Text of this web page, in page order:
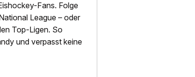
Fans. Folge
League – oder
Top-Ligen. So
und verpasst keine